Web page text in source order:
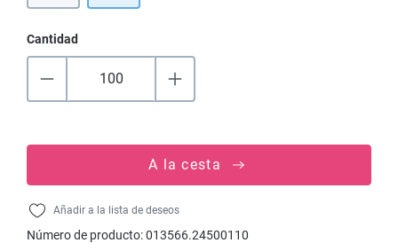
Cantidad
A la cesta
Añadir a la lista de deseos
Número de producto:013566.24500110